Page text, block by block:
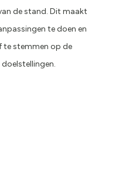
de stand. Dit maakt
te doen en
stemmen op de